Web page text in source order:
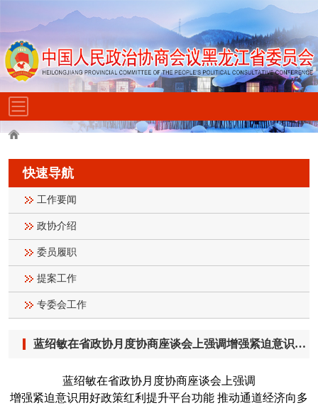
快速导航
工作要闻
政协介绍
委员履职
提案工作
专委会工作
蓝绍敏在省政协月度协商座谈会上强调增强紧迫意识用好政策红利提升平台功能 推动通道经济向多元化经济发展转变
蓝绍敏在省政协月度协商座谈会上强调
增强紧迫意识用好政策红利提升平台功能 推动通道经济向多